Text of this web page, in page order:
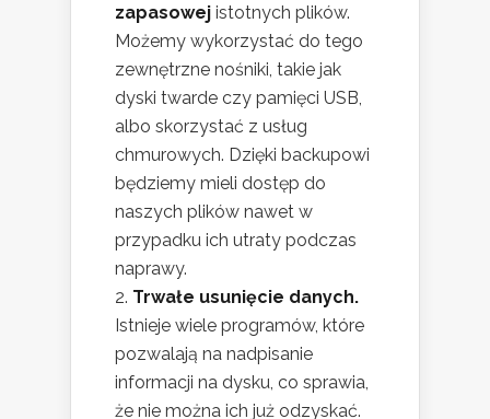
zapasowej istotnych plików.
Możemy wykorzystać do tego
zewnętrzne nośniki, takie jak
dyski twarde czy pamięci USB,
albo skorzystać z usług
chmurowych. Dzięki backupowi
będziemy mieli dostęp do
naszych plików nawet w
przypadku ich utraty podczas
naprawy.
Trwałe usunięcie danych.
Istnieje wiele programów, które
pozwalają na nadpisanie
informacji na dysku, co sprawia,
że nie można ich już odzyskać.